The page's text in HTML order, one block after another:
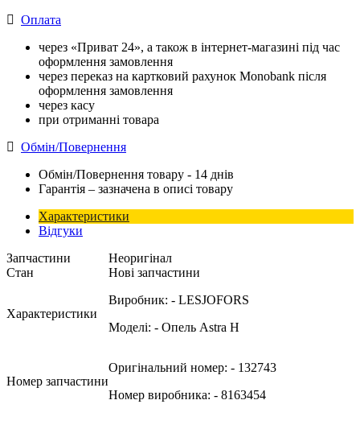
Оплата
через «Приват 24», а також в інтернет-магазині під час
оформлення замовлення
через переказ на картковий рахунок Monobank після
оформлення замовлення
через касу
при отриманні товара
Обмін/Повернення
Обмін/Повернення товару - 14 днів
Гарантія – зазначена в описі товару
Характеристики
Відгуки
Запчастини
Неоригінал
Стан
Нові запчастини
Характеристики
Виробник: - LESJOFORS
Моделі: - Опель Astra H
Номер запчастини
Оригінальний номер: - 132743
Номер виробника: - 8163454